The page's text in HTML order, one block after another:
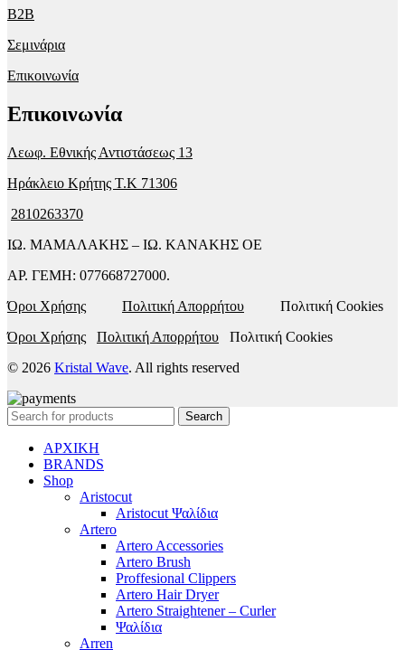
B2B
Σεμινάρια
Επικοινωνία
Επικοινωνία
Λεωφ. Εθνικής Αντιστάσεως 13
Ηράκλειο Κρήτης T.K 71306
2810263370
ΙΩ. ΜΑΜΑΛΑΚΗΣ – ΙΩ. ΚΑΝΑΚΗΣ ΟΕ
ΑΡ. ΓΕΜΗ: 077668727000.
Όροι Χρήσης
Πολιτική Απορρήτου Πολιτική Cookies
Όροι Χρήσης
Πολιτική Απορρήτου Πολιτική Cookies
© 2026 Kristal Wave. All rights reserved
Search
ΑΡΧΙΚΗ
BRANDS
Shop
Aristocut
Aristocut Ψαλίδια
Artero
Artero Accessories
Artero Brush
Proffesional Clippers
Artero Hair Dryer
Artero Straightener – Curler
Ψαλίδια
Arren